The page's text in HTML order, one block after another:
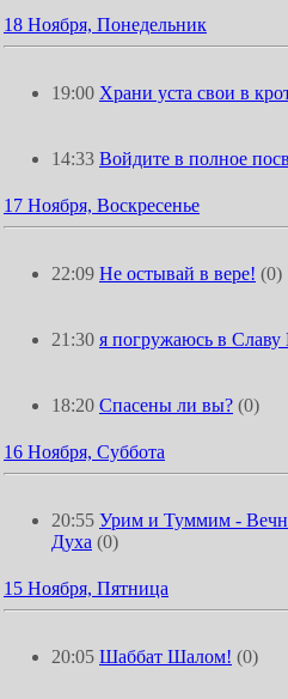
18 Ноября, Понедельник
19:00 Храни уста свои в
14:33 Войдите в полное
17 Ноября, Воскресенье
22:09 Не остывай в вере! (0)
21:30 я погружаюсь в Славу
18:20 Спасены ли вы? (0)
16 Ноября, Суббота
20:55 Урим и Туммим -
Духа (0)
15 Ноября, Пятница
20:05 Шаббат Шалом! (0)